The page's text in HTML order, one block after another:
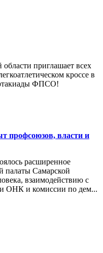
приглашает всех
кроссе в
ФПСО!
профсоюзов, власти и
расширенное
палаты Самарской
взаимодействию с
ОНК и комиссии по дем...